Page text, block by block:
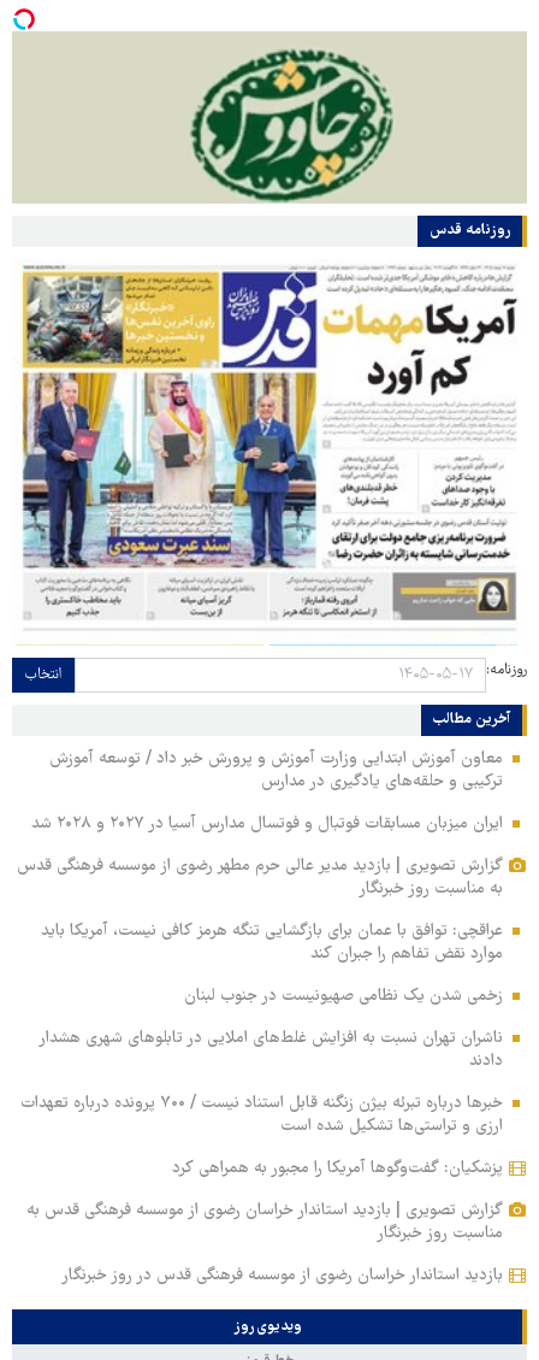
روزنامه قدس
روزنامه: انتخاب
آخرین مطالب
معاون آموزش ابتدایی وزارت آموزش و پرورش خبر داد / توسعه آموزش
ترکیبی و حلقه‌های یادگیری در مدارس
ایران میزبان مسابقات فوتبال و فوتسال مدارس آسیا در ۲۰۲۷ و ۲۰۲۸ شد
گزارش تصویری | بازدید مدیر عالی حرم مطهر رضوی از موسسه فرهنگی قدس
به مناسبت روز خبرنگار
عراقچی: توافق با عمان برای بازگشایی تنگه هرمز کافی نیست، آمریکا باید
موارد نقض تفاهم را جبران کند
زخمی‌ شدن یک نظامی صهیونیست در جنوب لبنان
ناشران تهران نسبت به افزایش غلط‌های املایی در تابلوهای شهری هشدار
دادند
خبرها درباره تبرئه بیژن زنگنه قابل استناد نیست / ۷۰۰ پرونده درباره تعهدات
ارزی و تراستی‌ها تشکیل شده است
پزشکیان: گفت‌وگوها آمریکا را مجبور به همراهی کرد
گزارش تصویری | بازدید استاندار خراسان رضوی از موسسه فرهنگی قدس به
مناسبت روز خبرنگار
بازدید استاندار خراسان رضوی از موسسه فرهنگی قدس در روز خبرنگار
ویدیوی روز